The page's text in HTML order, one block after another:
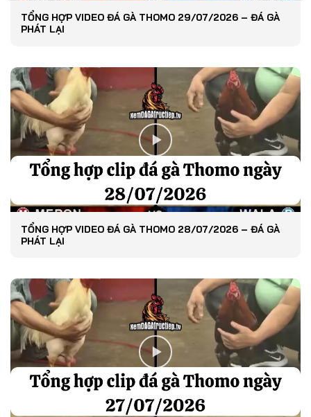
TỔNG HỢP VIDEO ĐÁ GÀ THOMO 29/07/2026 – ĐÁ GÀ
PHÁT LẠI
TỔNG HỢP VIDEO ĐÁ GÀ THOMO 28/07/2026 – ĐÁ GÀ
PHÁT LẠI